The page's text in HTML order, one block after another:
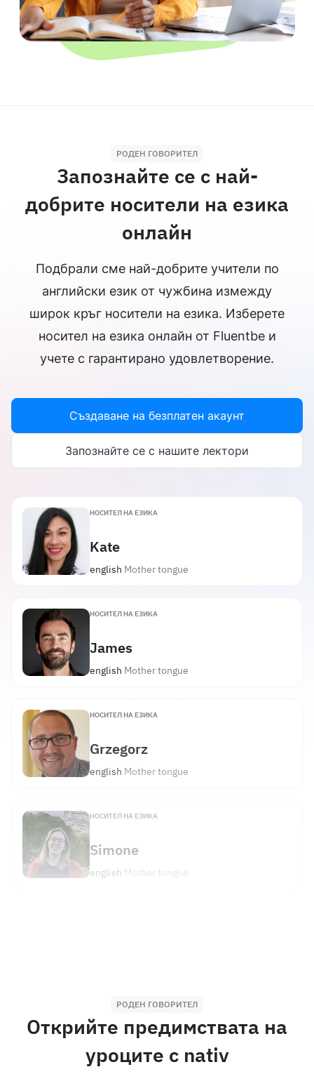
РОДЕН ГОВОРИТЕЛ
Запознайте се с най-
добрите носители на езика
онлайн
Подбрали сме най-добрите учители по
английски език от чужбина измежду
широк кръг носители на езика. Изберете
носител на езика онлайн от Fluentbe и
учете с гарантирано удовлетворение.
Създаване на безплатен акаунт
Запознайте се с нашите лектори
НОСИТЕЛ НА ЕЗИКА
Roberto
englishMother tongue
НОСИТЕЛ НА ЕЗИКА
Kate
english Mother tongue
НОСИТЕЛ НА ЕЗИКА
James
english Mother tongue
НОСИТЕЛ НА ЕЗИКА
Grzegorz
english Mother tongue
НОСИТЕЛ НА ЕЗИКА
Simone
english Mother tongue
НОСИТЕЛ НА ЕЗИКА
Alev
РОДЕН ГОВОРИТЕЛ
Открийте предимствата на
уроците с nativ